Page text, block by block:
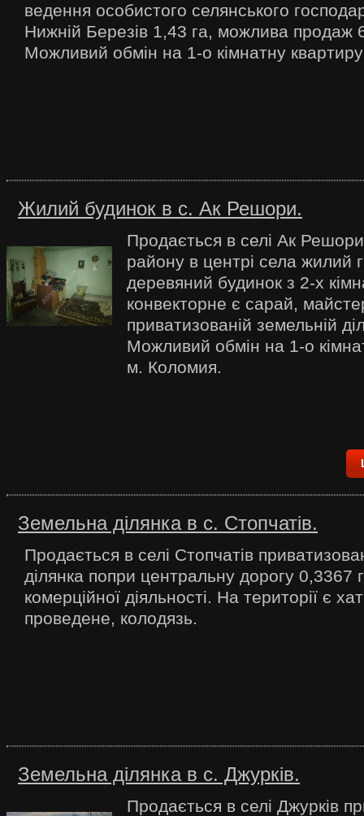
ведення особистого селянського
Нижній Березів 1,43 га, можлива продаж
Можливий обмін на 1-о кімнатну
Жилий будинок в c. Ак Решори.
Продається в селі Ак Решори
району в центрі села жилий
деревяний будинок з 2-х
конвекторне є сарай,
приватизованій земельній
Можливий обмін на 1-о
м. Коломия.
Земельна ділянка в c. Стопчатів.
Продається в селі Стопчатів
ділянка попри центральну дорогу 0,3367
комерційної діяльності. На території є
проведене, колодязь.
Земельна ділянка в c. Джурків.
Продається в селі Джурків